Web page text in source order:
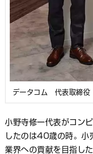
データコム 代表取締
小野寺修一代表がコン
したのは40歳の時。小
業界への貢献を目指した